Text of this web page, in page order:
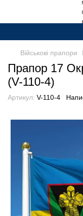
Військові прапори
Прапор 17
(V-110-4)
Артикул: V-110-4